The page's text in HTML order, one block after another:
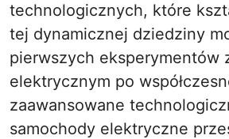
technologicznych, które
tej dynamicznej dziedziny
pierwszych eksperymentów
elektrycznym po
zaawansowane
samochody elektryczne